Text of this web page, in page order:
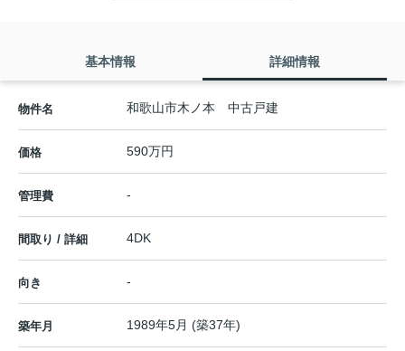
基本情報 詳細情報
物件名 和歌山市木ノ本 中古戸建
価格 590万円
管理費 -
間取り / 詳細 4DK
向き -
築年月 1989年5月 (築37年)